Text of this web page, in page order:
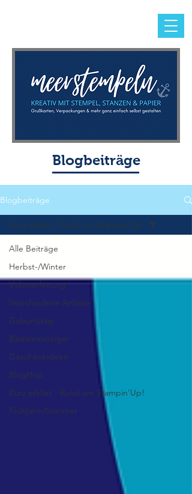
Blogbeiträge
Blogbeiträge
Alle Beiträge
Herbst-/Winter
Videoanleitung
Verschiedene Anlässe
Geburtstag
Basteleinsteiger
Geschenkideen
BlogHop
Kurz erklärt - Rund um Stampin'Up!
Frühjahr-/Sommer
Kurz erklärt - Rund um Stampin'Up!